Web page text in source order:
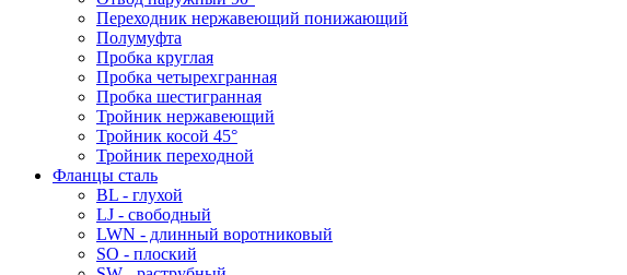
Переходник нержавеющий понижающий
Полумуфта
Пробка круглая
Пробка четырехгранная
Пробка шестигранная
Тройник нержавеющий
Тройник косой 45°
Тройник переходной
Фланцы сталь
BL - глухой
LJ - свободный
LWN - длинный воротниковый
SO - плоский